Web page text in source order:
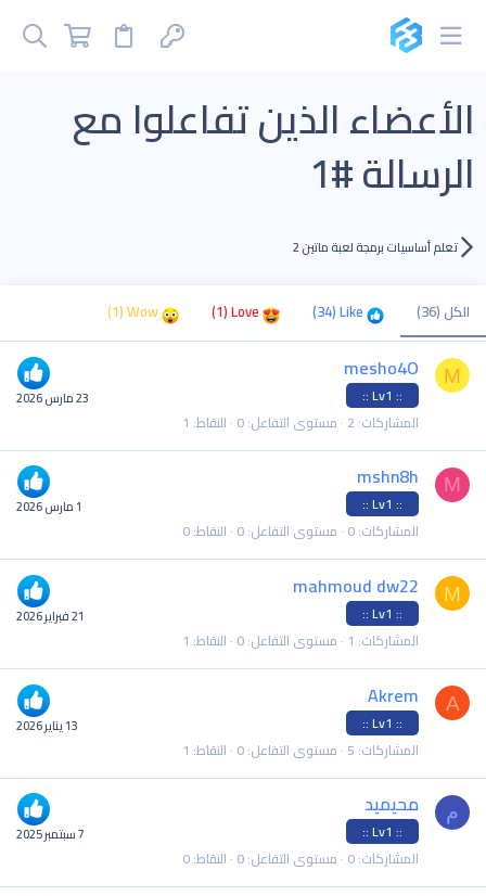
الأعضاء الذين تفاعلوا مع
الرسالة #1
تعلم أساسيات برمجة لعبة ماتين 2
الكل (36)
Like
(34)
Love
(1)
Wow
(1)
M
23 مارس 2026
mesho4O
:: Lv1 ::
المشاركات 2 مستوى التفاعل 0 النقاط 1
M
1 مارس 2026
mshn8h
:: Lv1 ::
المشاركات 0 مستوى التفاعل 0 النقاط 0
M
21 فبراير 2026
mahmoud dw22
:: Lv1 ::
المشاركات 1 مستوى التفاعل 0 النقاط 1
A
13 يناير 2026
Akrem
:: Lv1 ::
المشاركات 5 مستوى التفاعل 0 النقاط 1
م
7 سبتمبر 2025
محيميد
:: Lv1 ::
المشاركات 0 مستوى التفاعل 0 النقاط 0